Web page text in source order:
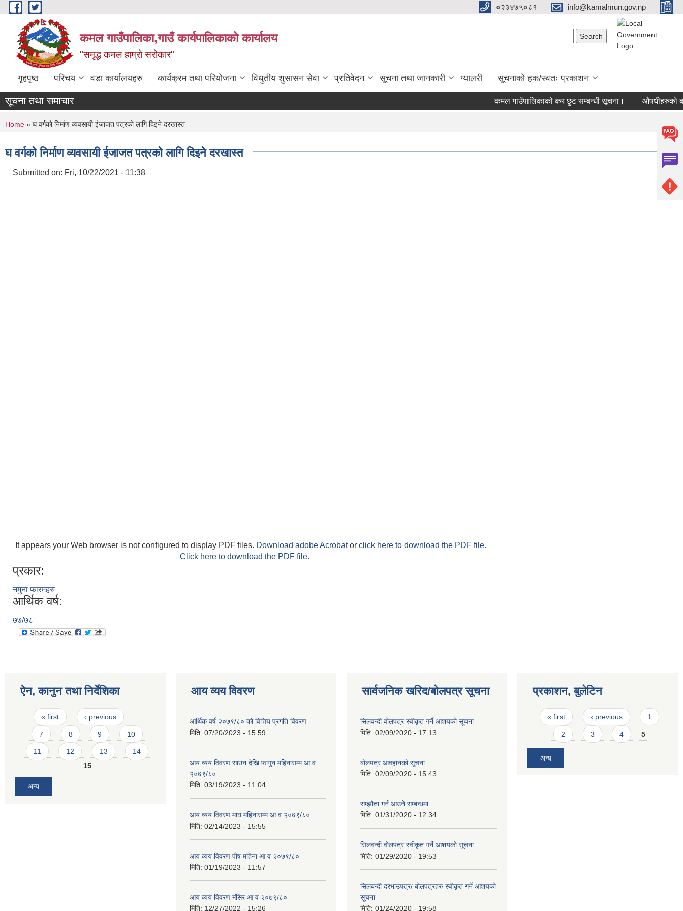
Skip to main content ०२३४७५०८१ info@kamalmun.gov.np
कमल गाउँपालिका,गाउँ कार्यपालिकाको कार्यालय
"समृद्ध कमल हाम्रो सरोकार"
गृहपृष्ठ परिचय वडा कार्यालयहरु कार्यक्रम तथा परियोजना विधुतीय शुसासन सेवा प्रतिवेदन सूचना तथा जानकारी ग्यालरी सूचनाको हक/स्वतः प्रकाशन
सूचना तथा समाचार कमल गाउँपालिकाको कर छुट सम्बन्धी सूचना। औषधीहरुको
You are here
Home » घ वर्गको निर्माण व्यवसायी ईजाजत पत्रको लागि दिइने दरखास्त
घ वर्गको निर्माण व्यवसायी ईजाजत पत्रको लागि दिइने दरखास्त
Submitted on: Fri, 10/22/2021 - 11:38
It appears your Web browser is not configured to display PDF files. Download adobe Acrobator click here to download the PDF file.
Click here to download the PDF file.
प्रकार:
नमुना फारमहरु
आर्थिक वर्ष:
७७/७८
ऐन, कानुन तथा निर्देशिका
Pages
« first ‹ previous
7 8 9 10
11 12 13
14
15
अन्य
आय व्यय विवरण
आर्थिक वर्ष २०७९/८० को वित्तिय प्रगति विवरण
मिति: 07/20/2023 - 15:59
आय व्यय विवरण साउन देखि फागुन महिनासम्म आ व
२०७९/८०
मिति: 03/19/2023 - 11:04
आय व्यय विवरण माघ महिनासम्म आ व २०७९/८०
मिति: 02/14/2023 - 15:55
आय व्यय विवरण पौष महिना आ व २०७९/८०
मिति: 01/19/2023 - 11:57
आय व्यय विवरण मंसिर आ व २०७९/८०
मिति: 12/27/2022 - 15:26
सार्वजनिक खरिद/बोलपत्र सूचना
सिलवन्दी वोलपत्र स्वीकृत गर्ने आशयको सूचना
मिति: 02/09/2020 - 17:13
बोलपत्र आवहानको सूचना
मिति: 02/09/2020 - 15:43
सम्झौता गर्न आउने सम्बन्धमा
मिति: 01/31/2020 - 12:34
सिलवन्दी वोलपत्र स्वीकृत गर्ने आशयको सूचना
मिति: 01/29/2020 - 19:53
सिलबन्दी दरभाउपत्र/ बोलपत्रहरु स्वीकृत गर्ने आशयको
सूचना
मिति: 01/24/2020 - 19:58
प्रकाशन, बुलेटिन
Pages
« first ‹ previous 1
2 3 4 5
अन्य